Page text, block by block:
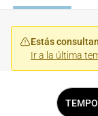
Estás
Ir a la última